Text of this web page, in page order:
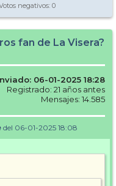
negativos: 0
fan de La Visera?
06-01-2025 18:28
Registrado: 21 años antes
Mensajes: 14.585
del 06-01-2025 18:08